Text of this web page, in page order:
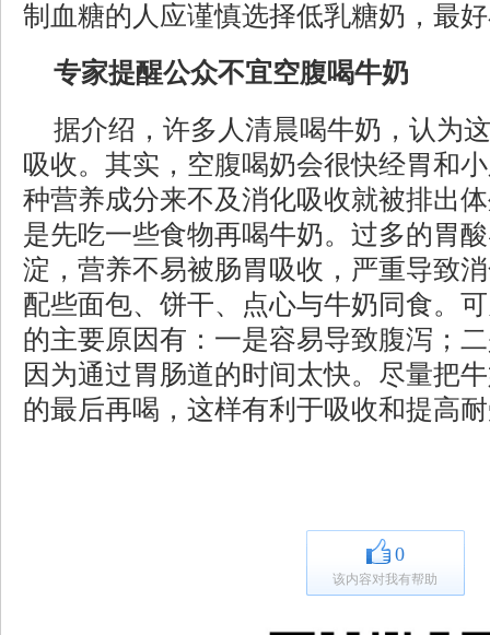
制血糖的人应谨慎选择低乳糖奶，最
专家提醒公众不宜空腹喝牛奶
据介绍，许多人清晨喝牛奶，认为
吸收。其实，空腹喝奶会很快经胃和
种营养成分来不及消化吸收就被排出
是先吃一些食物再喝牛奶。过多的胃
淀，营养不易被肠胃吸收，严重导致
配些面包、饼干、点心与牛奶同食。
的主要原因有：一是容易导致腹泻；
因为通过胃肠道的时间太快。尽量把
的最后再喝，这样有利于吸收和提高
0
该内容对我有帮助